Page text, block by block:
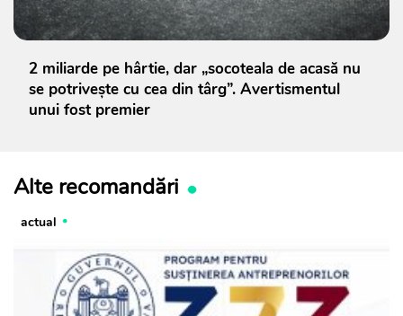
2 miliarde pe hârtie, dar „socoteala de acasă nu
se potrivește cu cea din târg”. Avertismentul
unui fost premier
Alte recomandări
actual